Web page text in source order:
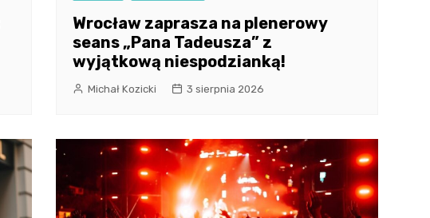
Wrocław zaprasza na plenerowy
seans „Pana Tadeusza” z
wyjątkową niespodzianką!
Michał Kozicki 3 sierpnia 2026